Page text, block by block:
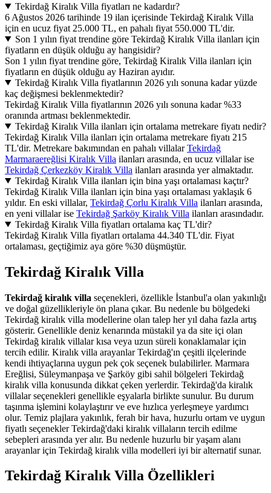
Tekirdağ Kiralık Villa fiyatları ne kadardır?
6 Ağustos 2026 tarihinde 19 ilan içerisinde Tekirdağ Kiralık Villa
için en ucuz fiyat 25.000 TL, en pahalı fiyat 550.000 TL'dir.
Son 1 yılın fiyat trendine göre Tekirdağ Kiralık Villa ilanları için
fiyatların en düşük olduğu ay hangisidir?
Son 1 yılın fiyat trendine göre, Tekirdağ Kiralık Villa ilanları için
fiyatların en düşük olduğu ay Haziran ayıdır.
Tekirdağ Kiralık Villa fiyatlarının 2026 yılı sonuna kadar yüzde
kaç değişmesi beklenmektedir?
Tekirdağ Kiralık Villa fiyatlarının 2026 yılı sonuna kadar %33
oranında artması beklenmektedir.
Tekirdağ Kiralık Villa ilanları için ortalama metrekare fiyatı nedir?
Tekirdağ Kiralık Villa ilanları için ortalama metrekare fiyatı 215
TL'dir. Metrekare bakımından en pahalı villalarTekirdağ
Marmaraereğlisi Kiralık Villa ilanları arasında, en ucuz villalar ise
Tekirdağ Çerkezköy Kiralık Villa ilanları arasında yer almaktadır.
Tekirdağ Kiralık Villa ilanları için bina yaşı ortalaması kaçtır?
Tekirdağ Kiralık Villa ilanları için bina yaşı ortalaması yaklaşık 6
yıldır. En eski villalar, Tekirdağ Çorlu Kiralık Villa ilanları arasında,
en yeni villalar ise Tekirdağ Şarköy Kiralık Villa ilanları arasındadır.
Tekirdağ Kiralık Villa fiyatları ortalama kaç TL'dir?
Tekirdağ Kiralık Villa fiyatları ortalama 44.340 TL'dir. Fiyat
ortalaması, geçtiğimiz aya göre %30 düşmüştür.
Tekirdağ Kiralık Villa
Tekirdağ kiralık villa seçenekleri, özellikle İstanbul'a olan yakınlığı
ve doğal güzellikleriyle ön plana çıkar. Bu nedenle bu bölgedeki
Tekirdağ kiralık villa modellerine olan talep her yıl daha fazla artış
gösterir. Genellikle deniz kenarında müstakil ya da site içi olan
Tekirdağ kiralık villalar kısa veya uzun süreli konaklamalar için
tercih edilir. Kiralık villa arayanlar Tekirdağ'ın çeşitli ilçelerinde
kendi ihtiyaçlarına uygun pek çok seçenek bulabilirler. Marmara
Ereğlisi, Süleymanpaşa ve Şarköy gibi sahil bölgeleri Tekirdağ
kiralık villa konusunda dikkat çeken yerlerdir. Tekirdağ'da kiralık
villalar seçenekleri genellikle eşyalarla birlikte sunulur. Bu durum
taşınma işlemini kolaylaştırır ve eve hızlıca yerleşmeye yardımcı
olur. Temiz plajlara yakınlık, ferah bir hava, huzurlu ortam ve uygun
fiyatlı seçenekler Tekirdağ'daki kiralık villaların tercih edilme
sebepleri arasında yer alır. Bu nedenle huzurlu bir yaşam alanı
arayanlar için Tekirdağ kiralık villa modelleri iyi bir alternatif sunar.
Tekirdağ Kiralık Villa Özellikleri